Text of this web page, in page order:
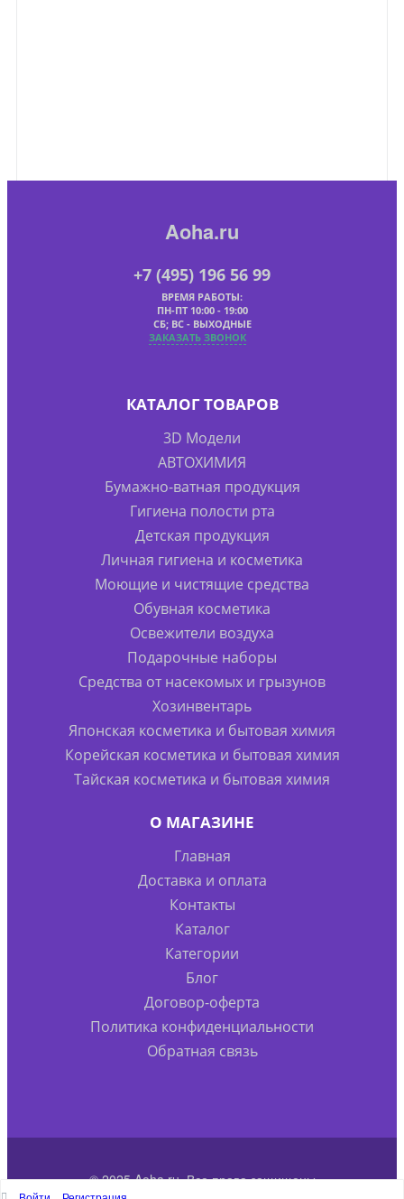
Aoha.ru
+7 (495) 196 56 99
ВРЕМЯ РАБОТЫ:
ПН-ПТ 10:00 - 19:00
СБ; ВС - ВЫХОДНЫЕ
ЗАКАЗАТЬ ЗВОНОК
КАТАЛОГ ТОВАРОВ
3D Модели
АВТОХИМИЯ
Бумажно-ватная продукция
Гигиена полости рта
Детская продукция
Личная гигиена и косметика
Моющие и чистящие средства
Обувная косметика
Освежители воздуха
Подарочные наборы
Средства от насекомых и грызунов
Хозинвентарь
Японская косметика и бытовая химия
Корейская косметика и бытовая химия
Тайская косметика и бытовая химия
О МАГАЗИНЕ
Главная
Доставка и оплата
Контакты
Каталог
Категории
Блог
Договор-оферта
Политика конфиденциальности
Обратная связь
© 2025 Aoha.ru. Все права защищены